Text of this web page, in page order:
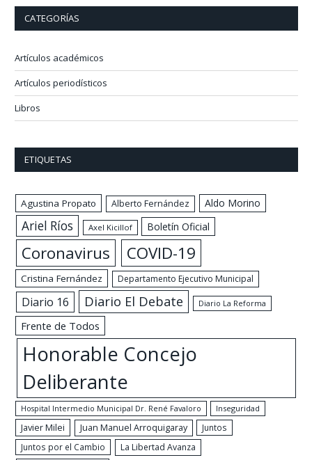
CATEGORÍAS
Artículos académicos
Artículos periodísticos
Libros
ETIQUETAS
Agustina Propato Alberto Fernández Aldo Morino
Ariel Ríos Axel Kicillof Boletín Oficial
Coronavirus COVID-19
Cristina Fernández Departamento Ejecutivo Municipal
Diario 16 Diario El Debate Diario La Reforma
Frente de Todos
Honorable Concejo
Deliberante
Hospital Intermedio Municipal Dr. René Favaloro Inseguridad
Javier Milei Juan Manuel Arroquigaray
Juntos
Juntos por el Cambio
La Libertad Avanza